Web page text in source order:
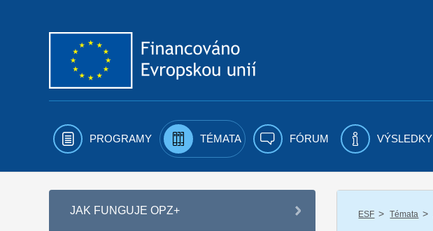
PROGRAMY TÉMATA FÓRUM VÝSLEDKY
JAK FUNGUJE OPZ+ ESF / Témata /